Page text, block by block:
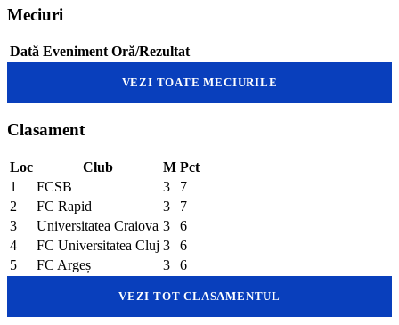
Meciuri
Dată Eveniment Oră/Rezultat
VEZI TOATE MECIURILE
Clasament
Loc Club M Pct
1
FCSB 3
7
2
FC Rapid 3
7
3
Universitatea Craiova 3
6
4
FC Universitatea Cluj 3
6
5
FC Argeș 3 6
VEZI TOT CLASAMENTUL